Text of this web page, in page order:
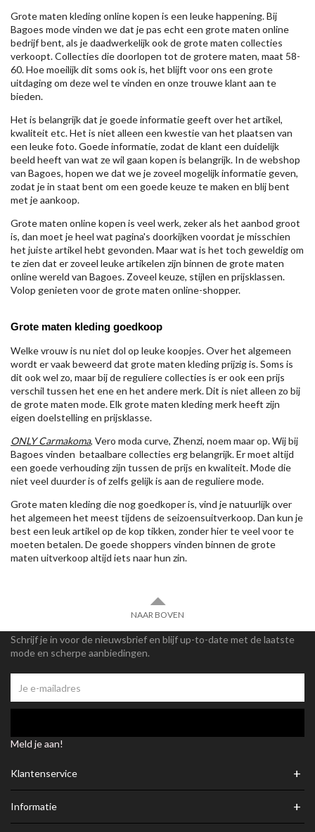
Grote maten kleding online kopen is een leuke happening. Bij
Bagoes mode vinden we dat je pas echt een grote maten online
bedrijf bent, als je daadwerkelijk ook de grote maten collecties
verkoopt. Collecties die doorlopen tot de grotere maten, maat 58-
60. Hoe moeilijk dit soms ook is, het blijft voor ons een grote
uitdaging om deze wel te vinden en onze trouwe klant aan te
bieden.
Het is belangrijk dat je goede informatie geeft over het artikel,
kwaliteit etc. Het is niet alleen een kwestie van het plaatsen van
een leuke foto. Goede informatie, zodat de klant een duidelijk
beeld heeft van wat ze wil gaan kopen is belangrijk. In de webshop
van Bagoes, hopen we dat we je zoveel mogelijk informatie geven,
zodat je in staat bent om een goede keuze te maken en blij bent
met je aankoop.
Grote maten online kopen is veel werk, zeker als het aanbod groot
is, dan moet je heel wat pagina's doorkijken voordat je misschien
het juiste artikel hebt gevonden. Maar wat is het toch geweldig om
te zien dat er zoveel leuke artikelen zijn binnen de grote maten
online wereld van Bagoes. Zoveel keuze, stijlen en prijsklassen.
Volop genieten voor de grote maten online-shopper.
Grote maten kleding goedkoop
Welke vrouw is nu niet dol op leuke koopjes. Over het algemeen
wordt er vaak beweerd dat grote maten kleding prijzig is. Soms is
dit ook wel zo, maar bij de reguliere collecties is er ook een prijs
verschil tussen het ene en het andere merk. Dit is niet alleen zo bij
de grote maten mode. Elk grote maten kleding merk heeft zijn
eigen doelstelling en prijsklasse.
ONLY Carmakoma, Vero moda curve, Zhenzi, noem maar op. Wij bij
Bagoes vinden betaalbare collecties erg belangrijk. Er moet altijd
een goede verhouding zijn tussen de prijs en kwaliteit. Mode die
niet veel duurder is of zelfs gelijk is aan de reguliere mode.
Grote maten kleding die nog goedkoper is, vind je natuurlijk over
het algemeen het meest tijdens de seizoensuitverkoop. Dan kun je
best een leuk artikel op de kop tikken, zonder hier te veel voor te
moeten betalen. De goede shoppers vinden binnen de grote
maten uitverkoop altijd iets naar hun zin.
NAAR BOVEN
Schrijf je in voor de nieuwsbrief en blijf up-to-date met de laatste
mode en scherpe aanbiedingen.
Meld je aan!
Klantenservice +
Informatie +